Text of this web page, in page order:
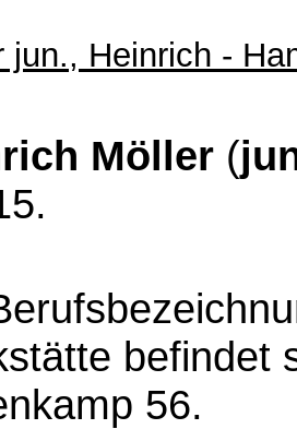
jun., Heinrich -
Möller (
befindet
56.